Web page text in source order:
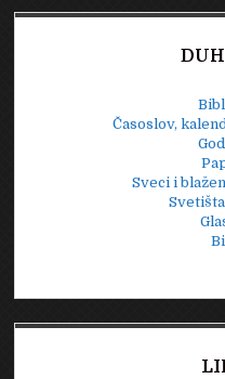
Časoslov,
Sveci i